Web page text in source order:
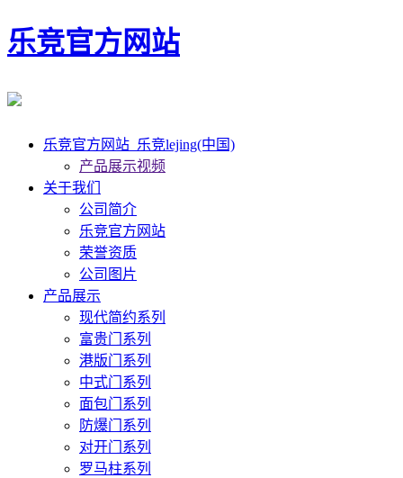
乐竞官方网站
乐竞官方网站_乐竞lejing(中国)
产品展示视频
关于我们
公司简介
乐竞官方网站
荣誉资质
公司图片
产品展示
现代简约系列
富贵门系列
港版门系列
中式门系列
面包门系列
防爆门系列
对开门系列
罗马柱系列